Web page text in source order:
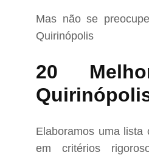
Mas não se
Quirinópolis
20
Elaboramos uma lista
em critérios